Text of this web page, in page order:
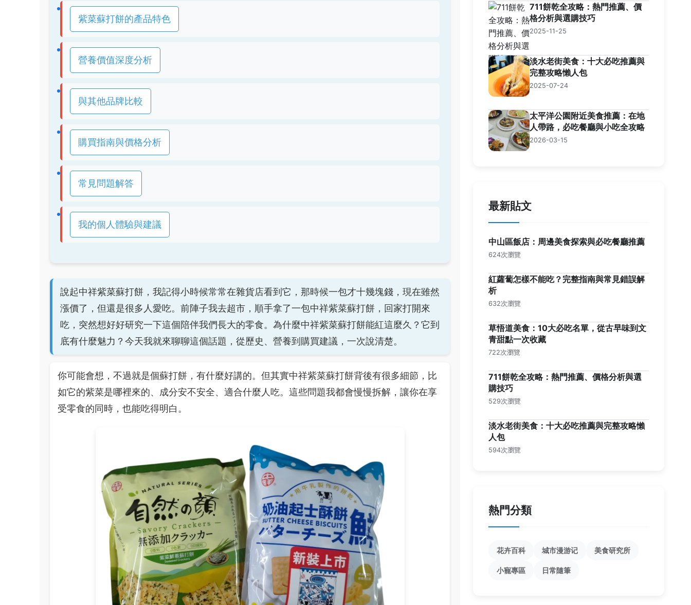
紫菜蘇打餅的產品特色
營養價值深度分析
與其他品牌比較
購買指南與價格分析
常見問題解答
我的個人體驗與建議
說起中祥紫菜蘇打餅，我記得小時候常常在雜貨店看到它，那時候一包才十幾塊錢，現在雖然
漲價了，但還是很多人愛吃。前陣子我去超市，順手拿了一包中祥紫菜蘇打餅，回家打開來
吃，突然想好好研究一下這個陪伴我們長大的零食。為什麼中祥紫菜蘇打餅能紅這麼久？它到
底有什麼魅力？今天我就來聊聊這個話題，從歷史、營養到購買建議，一次說清楚。
你可能會想，不過就是個蘇打餅，有什麼好講的。但其實中祥紫菜蘇打餅背後有很多細節，比
如它的紫菜是哪裡來的、成分安不安全、適合什麼人吃。這些問題我都會慢慢拆解，讓你在享
受零食的同時，也能吃得明白。
711餅乾全攻略：熱門推薦、價
格分析與選購技巧
2025-11-25
淡水老街美食：十大必吃推薦與
完整攻略懶人包
2025-07-24
太平洋公園附近美食推薦：在地
人帶路，必吃餐廳與小吃全攻略
2026-03-15
最新貼文
中山區飯店：周邊美食探索與必吃餐廳推薦
624次瀏覽
紅蘿蔔怎樣不能吃？完整指南與常見錯誤解
析
632次瀏覽
草悟道美食：10大必吃名單，從古早味到文
青甜點一次收藏
722次瀏覽
711餅乾全攻略：熱門推薦、價格分析與選
購技巧
529次瀏覽
淡水老街美食：十大必吃推薦與完整攻略懶
人包
594次瀏覽
熱門分類
花卉百科 城市漫游记 美食研究所
小寵專區 日常隨筆